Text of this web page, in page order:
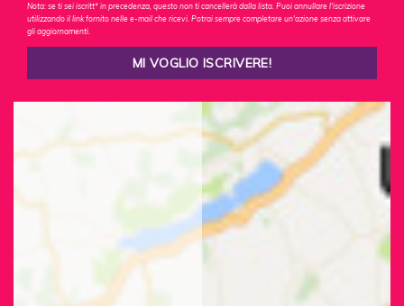
Nota: se ti sei iscritt* in precedenza, questo non ti cancellerà dalla lista. Puoi annullare l'iscrizione
utilizzando il link fornito nelle e-mail che ricevi. Potrai sempre completare un'azione senza attivare
gli aggiornamenti.